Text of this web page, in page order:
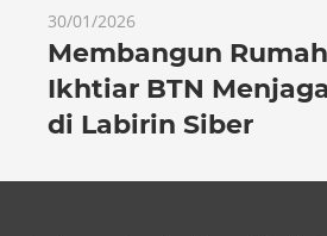
30/01/2026
Membangun
Ikhtiar BTN
di Labirin Siber